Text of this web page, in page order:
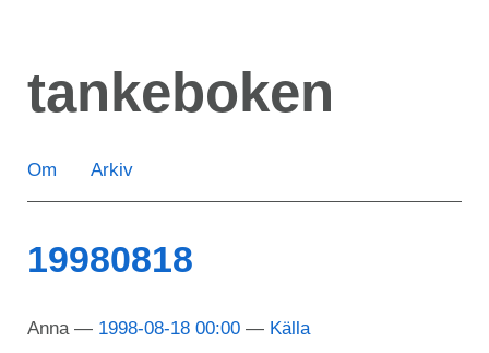
huvudinnehåll
tankeboken
Om Arkiv
19980818
Anna 1998-08-18 00:00 Källa